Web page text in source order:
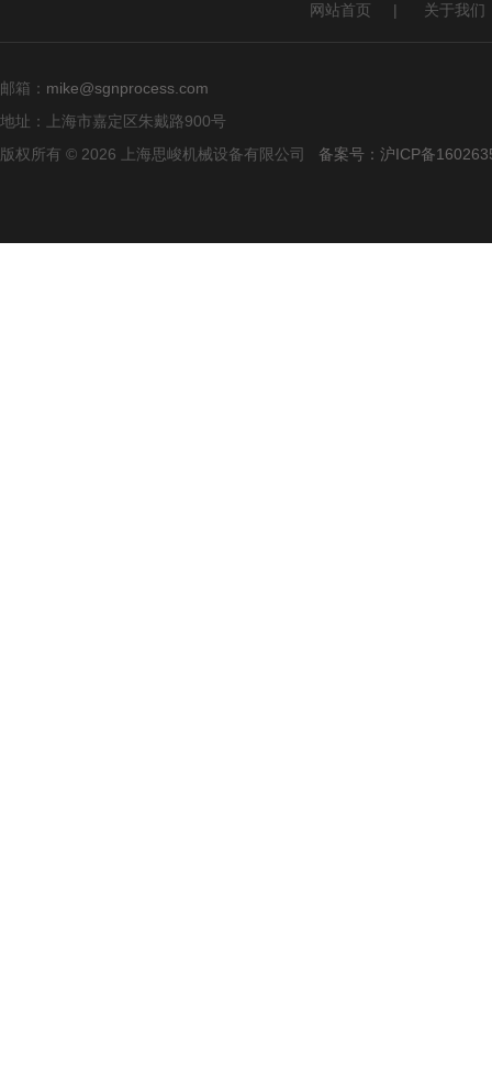
网站首页 | 关于我们
邮箱： mike@sgnprocess.com
地址：上海市嘉定区朱戴路900号
版权所有 © 2026 上海思峻机械设备有限公司 备案号：沪ICP备